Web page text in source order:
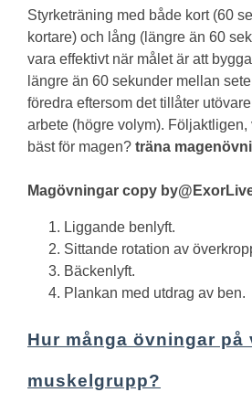
Styrketräning med både kort (60
kortare) och lång (längre än 60
vara effektivt när målet är att
längre än 60 sekunder mellan
föredra eftersom det tillåter
arbete (högre volym). Följaktligen,
bäst för magen? träna magen
Magövningar copy
Liggande benlyft.
Sittande rotation av
Bäckenlyft.
Plankan med utdrag av ben.
Hur många övningar på
muskelgrupp?